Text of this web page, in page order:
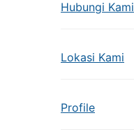
Hubungi Kami
Lokasi Kami
Profile